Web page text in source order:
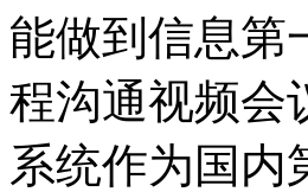
能做到信息第
程沟通视频会
系统作为国内